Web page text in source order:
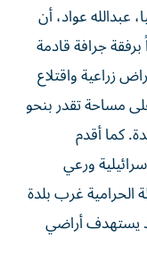
عواد، أن
جرافة قادمة
زراعية واقتلاع
مساحة تقدر بنحو
كما أقدم
ورعي
الحرامية غرب بلدة
يستهدف أراضي